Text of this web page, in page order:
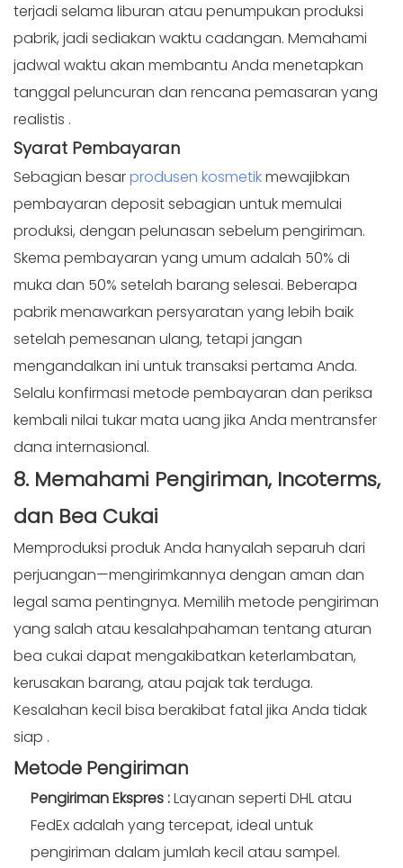
terjadi selama liburan atau penumpukan produksi
pabrik, jadi sediakan waktu cadangan. Memahami
jadwal waktu akan membantu Anda menetapkan
tanggal peluncuran dan rencana pemasaran yang
realistis .
Syarat Pembayaran
Sebagian besarprodusen kosmetikmewajibkan
pembayaran deposit sebagian untuk memulai
produksi, dengan pelunasan sebelum pengiriman.
Skema pembayaran yang umum adalah 50% di
muka dan 50% setelah barang selesai. Beberapa
pabrik menawarkan persyaratan yang lebih baik
setelah pemesanan ulang, tetapi jangan
mengandalkan ini untuk transaksi pertama Anda.
Selalu konfirmasi metode pembayaran dan periksa
kembali nilai tukar mata uang jika Anda mentransfer
dana internasional.
8. Memahami Pengiriman, Incoterms,
dan Bea Cukai
Memproduksi produk Anda hanyalah separuh dari
perjuangan—mengirimkannya dengan aman dan
legal sama pentingnya. Memilih metode pengiriman
yang salah atau kesalahpahaman tentang aturan
bea cukai dapat mengakibatkan keterlambatan,
kerusakan barang, atau pajak tak terduga.
Kesalahan kecil bisa berakibat fatal jika Anda tidak
siap .
Metode Pengiriman
Pengiriman Ekspres :Layanan seperti DHL atau
FedEx adalah yang tercepat, ideal untuk
pengiriman dalam jumlah kecil atau sampel.